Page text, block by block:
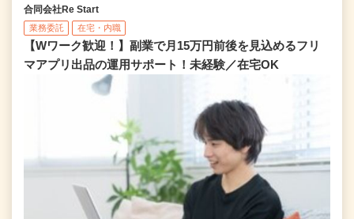
合同会社Re Start
業務委託 在宅・内職
【Wワーク歓迎！】副業で月15万円前後を見込めるフリ
マアプリ出品の運用サポート！未経験／在宅OK